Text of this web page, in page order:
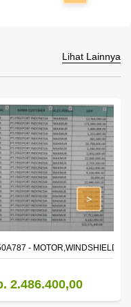
Lihat Lainnya
- MOTOR,WINDSHIELD
2.486.400,00
>